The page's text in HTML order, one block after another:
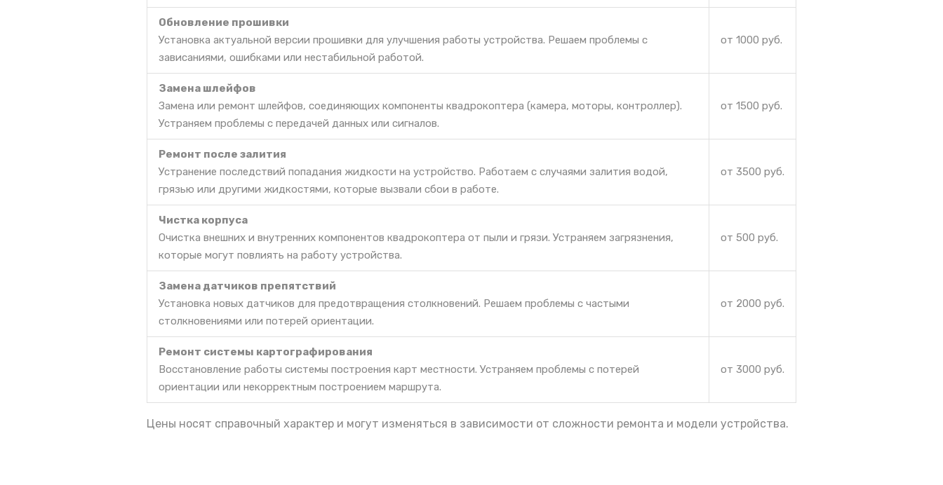
Обновление прошивки
Установка актуальной версии прошивки для улучшения работы устройства. Решаем проблемы с
зависаниями, ошибками или нестабильной работой.
от 1000 руб.
Замена шлейфов
Замена или ремонт шлейфов, соединяющих компоненты квадрокоптера (камера, моторы, контроллер).
Устраняем проблемы с передачей данных или сигналов.
от 1500 руб.
Ремонт после залития
Устранение последствий попадания жидкости на устройство. Работаем с случаями залития водой,
грязью или другими жидкостями, которые вызвали сбои в работе.
от 3500 руб.
Чистка корпуса
Очистка внешних и внутренних компонентов квадрокоптера от пыли и грязи. Устраняем загрязнения,
которые могут повлиять на работу устройства.
от 500 руб.
Замена датчиков препятствий
Установка новых датчиков для предотвращения столкновений. Решаем проблемы с частыми
столкновениями или потерей ориентации.
от 2000 руб.
Ремонт системы картографирования
Восстановление работы системы построения карт местности. Устраняем проблемы с потерей
ориентации или некорректным построением маршрута.
от 3000 руб.
Цены носят справочный характер и могут изменяться в зависимости от сложности ремонта и модели устройства.